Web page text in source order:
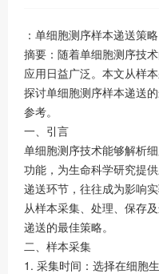
：单细胞测序样本递送策
摘要：随着单细胞测序技
应用日益广泛。本文从样
探讨单细胞测序样本递送
参考。
一、引言
单细胞测序技术能够解析
功能，为生命科学研究提
递送环节，往往成为影响
从样本采集、处理、保存
递送的最佳策略。
二、样本采集
1. 采集时间：选择在细胞